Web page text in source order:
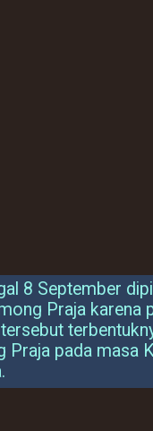
8 September
Praja karena
Praja pada masa